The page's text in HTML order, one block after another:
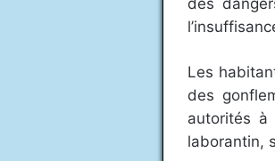
des
Les
des
autorités
laborantin,